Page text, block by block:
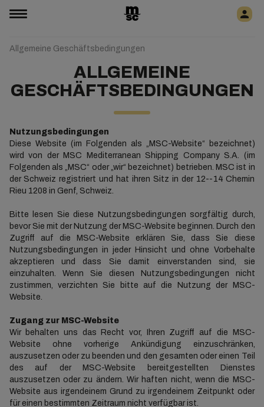
Allgemeine Geschäftsbedingungen
ALLGEMEINE
GESCHÄFTSBEDINGUNGEN
Nutzungsbedingungen
Diese Website (im Folgenden als „MSC-Website“ bezeichnet)
wird von der MSC Mediterranean Shipping Company S.A. (im
Folgenden als „MSC“ oder „wir“ bezeichnet) betrieben. MSC ist in
der Schweiz registriert und hat ihren Sitz in der 12--14 Chemin
Rieu 1208 in Genf, Schweiz.
Bitte lesen Sie diese Nutzungsbedingungen sorgfältig durch,
bevor Sie mit der Nutzung der MSC-Website beginnen. Durch den
Zugriff auf die MSC-Website erklären Sie, dass Sie diese
Nutzungsbedingungen in jeder Hinsicht und ohne Vorbehalte
akzeptieren und dass Sie damit einverstanden sind, sie
einzuhalten. Wenn Sie diesen Nutzungsbedingungen nicht
zustimmen, verzichten Sie bitte auf die Nutzung der MSC-
Website.
Zugang zur MSC-Website
Wir behalten uns das Recht vor, Ihren Zugriff auf die MSC-
Website ohne vorherige Ankündigung einzuschränken,
auszusetzen oder zu beenden und den gesamten oder einen Teil
des auf der MSC-Website bereitgestellten Dienstes
auszusetzen oder zu ändern. Wir haften nicht, wenn die MSC-
Website aus irgendeinem Grund zu irgendeinem Zeitpunkt oder
für einen bestimmten Zeitraum nicht verfügbar ist.